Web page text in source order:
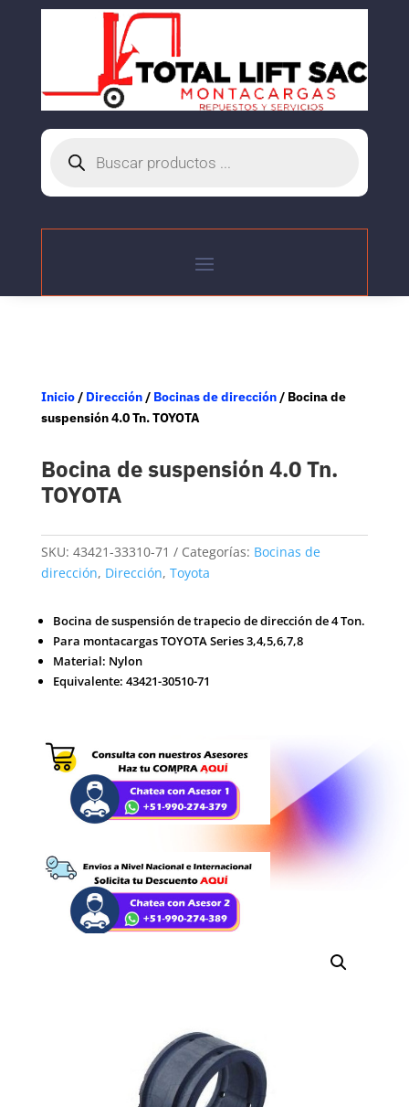
productos
Inicio/ Dirección/ Bocinas de dirección/ Bocina de
suspensión 4.0 Tn. TOYOTA
Bocina de suspensión 4.0 Tn.
TOYOTA
SKU: 43421-33310-71 Categorías: Bocinas de
dirección, Dirección, Toyota
Bocina de suspensión de trapecio de dirección de 4 Ton.
Para montacargas TOYOTA Series 3,4,5,6,7,8
Material: Nylon
Equivalente: 43421-30510-71